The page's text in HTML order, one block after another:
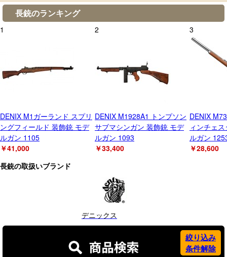
長銃のランキング
1
DENIX M1ガーランド スプリ
ングフィールド 装飾銃 モデ
ルガン 1105
￥41,000
2
DENIX M1928A1 トンプソン
サブマシンガン 装飾銃 モデ
ルガン 1093
￥33,400
3
DENIX
ィンチェ
ルガン
￥28,600
長銃の取扱いブランド
デニックス
絞り込み
条件解除